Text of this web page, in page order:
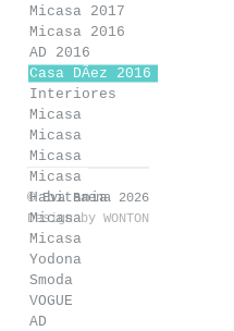
Micasa 2017
Micasa 2016
AD 2016
Casa DÃ­ez 2016
Interiores
Micasa
Micasa
Micasa
Micasa
Habitania
Micasa
Micasa
Yodona
Smoda
VOGUE
AD
© Eva Baena 2026
Design by WONTON